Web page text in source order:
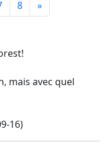
8 »
mais avec quel
16)